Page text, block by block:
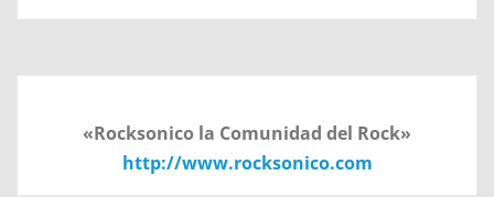
«Rocksonico la Comunidad del Rock»
http://www.rocksonico.com